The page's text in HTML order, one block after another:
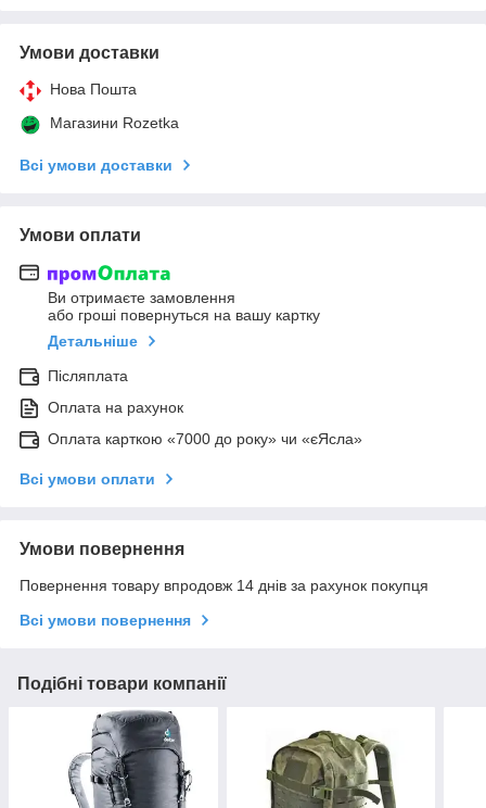
Умови доставки
Нова Пошта
Магазини Rozetka
Всі умови доставки
Умови оплати
Ви отримаєте замовлення
або гроші повернуться на вашу картку
Детальніше
Післяплата
Оплата на рахунок
Оплата карткою «7000 до року» чи «єЯсла»
Всі умови оплати
Умови повернення
Повернення товару впродовж 14 днів за рахунок покупця
Всі умови повернення
Подібні товари компанії